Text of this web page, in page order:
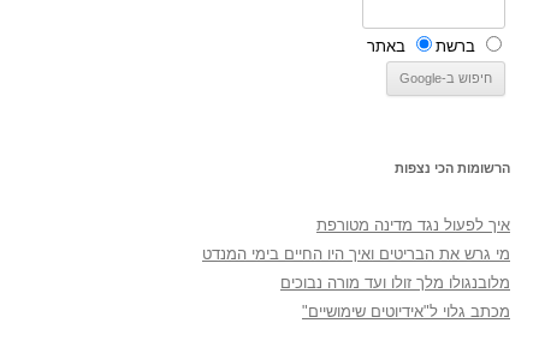
ברשת באתר
הרשומות הכי נצפות
איך לפעול נגד מדינה מטורפת
מי גרש את הבריטים ואיך היו החיים בימי המנדט
מלובנגולו מלך זולו ועד מורה נבוכים
מכתב גלוי ל"אידיוטים שימושיים"